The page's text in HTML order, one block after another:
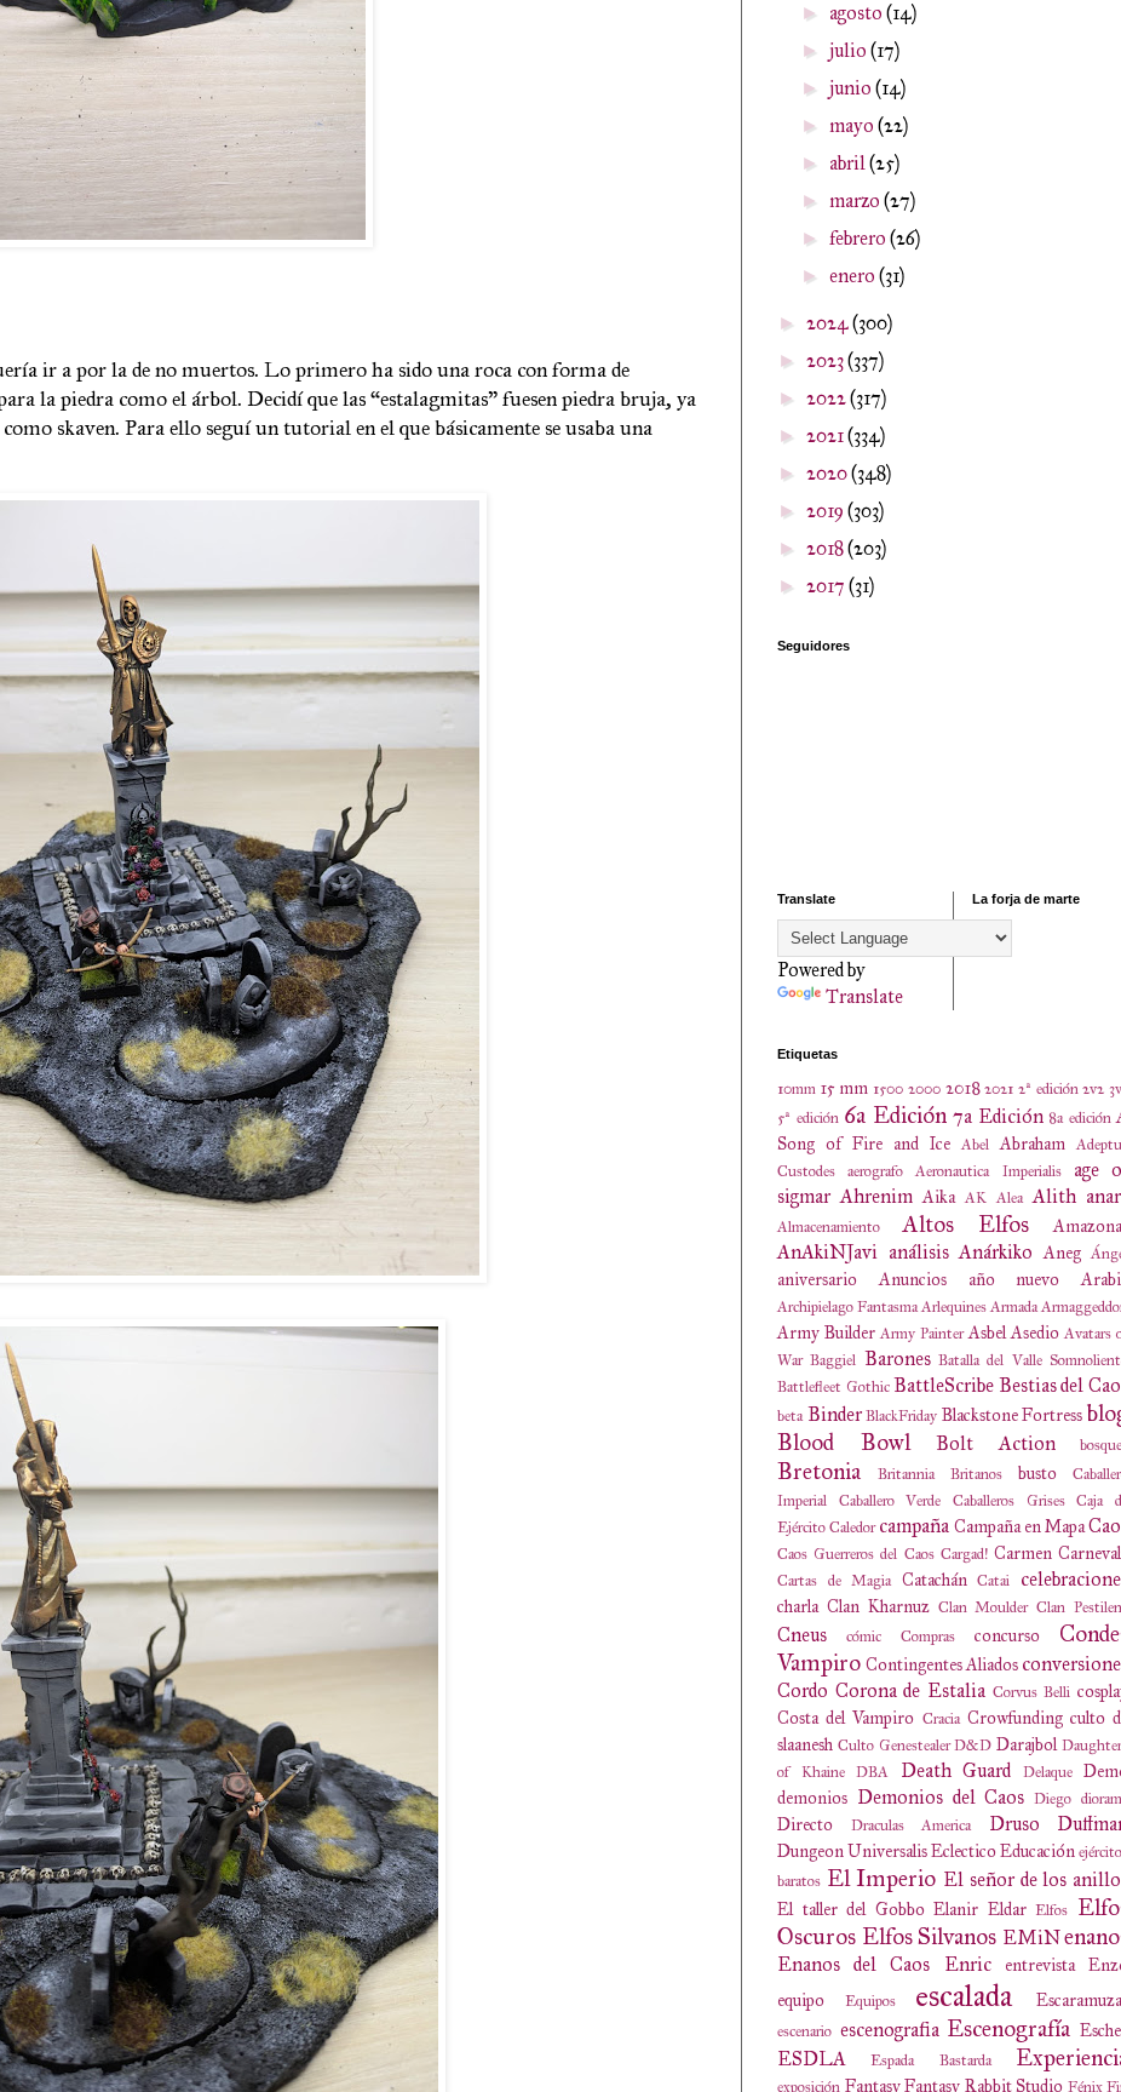
ir a por la de no muertos. Lo primero ha sido una roca con forma de
la piedra como el árbol. Decidí que las “estalagmitas” fuesen piedra bruja, ya
skaven. Para ello seguí un tutorial en el que básicamente se usaba una
► agosto(14)
►julio(17)
►junio(14)
► mayo(22)
► abril(25)
► marzo(27)
►febrero(26)
►enero(31)
► 2024(300)
► 2023(337)
► 2022(317)
► 2021(334)
► 2020(348)
► 2019 (303)
► 2018(203)
► 2017 (31)
Seguidores
Translate
Powered by
Translate
La forja de marte
Etiquetas
10mm 15 mm 1500 2000 2018 2021 2ª edición 2v2
5ª edición 6a Edición 7a Edición 8a edición
Song of Fire and Ice Abel Abraham
Custodes
aerografo Aeronautica Imperialis
age
sigmar Ahrenim Aika AK Alea Alith
Almacenamiento Altos Elfos
AnAkiNJavi análisis Anárkiko Aneg
aniversario Anuncios año nuevo
Archipielago FantasmaArlequinesArmada
Army Builder Army Painter Asbel Asedio Avatars
War Baggiel Barones Batalla del Valle
Battlefleet Gothic BattleScribe Bestias del
beta Binder BlackFriday Blackstone Fortress
Blood Bowl
Bolt Action
Bretonia Britannia Britanos busto
Imperial
Caballero Verde Caballeros Grises
Caja
EjércitoCaledor campaña Campaña en Mapa
Caos Guerreros del Caos Cargad! Carmen
Cartas de Magia Catachán Catai
charla Clan Kharnuz Clan Moulder Clan
Cneus cómic Compras concurso
Vampiro Contingentes Aliados
Cordo Corona de Estalia Corvus Belli
Costa del Vampiro Cracia Crowfunding culto
slaanesh Culto Genestealer D&D Darajbol
of Khaine DBA Death Guard Delaque
demonios Demonios del Caos Diego
Directo Draculas America Druso
Dungeon UniversalisEclecticoEducación
baratos El Imperio El señor de los
El taller del Gobbo Elanir Eldar Elfos
Oscuros Elfos Silvanos EMiN
Enanos del Caos Enric entrevista
equipo
Equipos escalada
escenario escenografia Escenografía
ESDLA Espada Bastarda
exposición FantasyFantasy Rabbit Studio Fénix